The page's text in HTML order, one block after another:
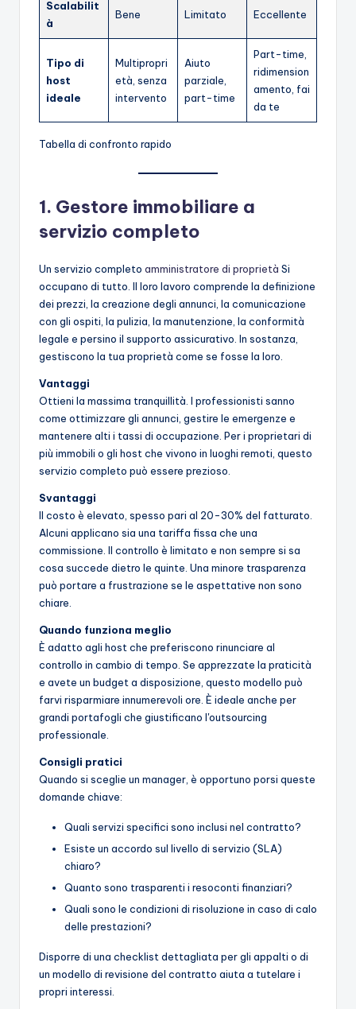
Scalabilit
à
Bene Limitato Eccellente
Tipo di
host
ideale
Multipropri
età, senza
intervento
Aiuto
parziale,
part-time
Part-time,
ridimension
amento, fai
da te
Tabella di confronto rapido
1. Gestore immobiliare a
servizio completo
Un servizio completo amministratore di proprietà Si
occupano di tutto. Il loro lavoro comprende la definizione
dei prezzi, la creazione degli annunci, la comunicazione
con gli ospiti, la pulizia, la manutenzione, la conformità
legale e persino il supporto assicurativo. In sostanza,
gestiscono la tua proprietà come se fosse la loro.
Vantaggi
Ottieni la massima tranquillità. I professionisti sanno
come ottimizzare gli annunci, gestire le emergenze e
mantenere alti i tassi di occupazione. Per i proprietari di
più immobili o gli host che vivono in luoghi remoti, questo
servizio completo può essere prezioso.
Svantaggi
Il costo è elevato, spesso pari al 20-30% del fatturato.
Alcuni applicano sia una tariffa fissa che una
commissione. Il controllo è limitato e non sempre si sa
cosa succede dietro le quinte. Una minore trasparenza
può portare a frustrazione se le aspettative non sono
chiare.
Quando funziona meglio
È adatto agli host che preferiscono rinunciare al
controllo in cambio di tempo. Se apprezzate la praticità
e avete un budget a disposizione, questo modello può
farvi risparmiare innumerevoli ore. È ideale anche per
grandi portafogli che giustificano l'outsourcing
professionale.
Consigli pratici
Quando si sceglie un manager, è opportuno porsi queste
domande chiave:
Quali servizi specifici sono inclusi nel contratto?
Esiste un accordo sul livello di servizio (SLA)
chiaro?
Quanto sono trasparenti i resoconti finanziari?
Quali sono le condizioni di risoluzione in caso di calo
delle prestazioni?
Disporre di una checklist dettagliata per gli appalti o di
un modello di revisione del contratto aiuta a tutelare i
propri interessi.